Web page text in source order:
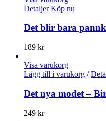
Detaljer Köp nu
Det blir bara
189 kr
Visa varukorg
Lägg till i varukorg /
Det nya modet –
249 kr